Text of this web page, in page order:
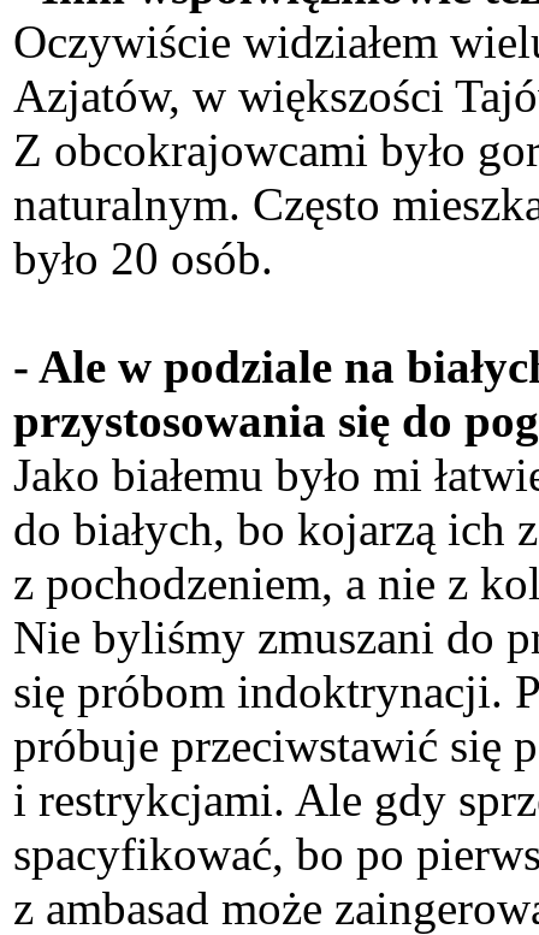
Oczywiście widziałem
Azjatów, w większości
Z obcokrajowcami było
naturalnym. Często
było 20 osób.
- Ale w podziale na
przystosowania się do
Jako białemu było mi
do białych, bo kojarzą ich
z pochodzeniem, a nie z
Nie byliśmy zmuszani do
się próbom indoktrynacji.
próbuje przeciwstawić się
i restrykcjami. Ale gdy
spacyfikować, bo po
z ambasad może